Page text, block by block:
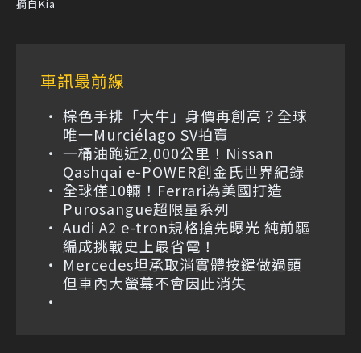
摘自Kia
車訊最前線
棕色手排「大牛」身價再創高？全球
唯一Murciélago SV拍賣
一桶油跑近2,000公里！Nissan
Qashqai e-POWER創金氏世界紀錄
全球僅10輛！Ferrari為美國打造
Purosangue超限量系列
Audi A2 e-tron規格搶先曝光 純前驅
編成挑戰史上最省電！
Mercedes坦承取消實體按鍵做過頭
但車內大螢幕不會因此消失